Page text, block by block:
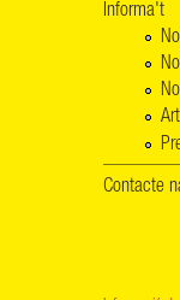
Informa't
Contacte